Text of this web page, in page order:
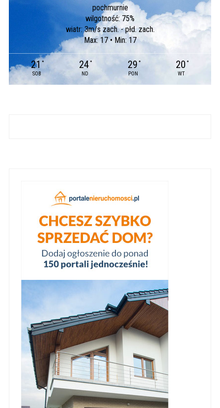
pochmurnie
wilgotność: 75%
wiatr: 3m/s zach. - płd. zach.
Max: 17 • Min: 17
21 °
SOB
24 °
ND
29 °
PON
20 °
WT